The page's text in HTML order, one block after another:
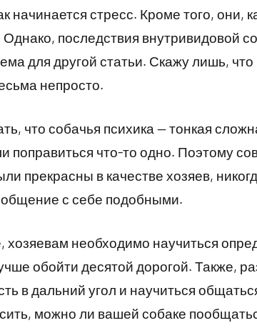
начинается стресс. Кроме того, они,
последствия внутривидовой
для другой статьи. Скажу лишь, что
непросто.
что собачья психика — тонкая
поправиться что-то одно. Поэтому
прекрасны в качестве хозяев,
с себе подобными.
хозяевам необходимо научиться
обойти десятой дорогой. Также,
в дальний угол и научиться
можно ли вашей собаке